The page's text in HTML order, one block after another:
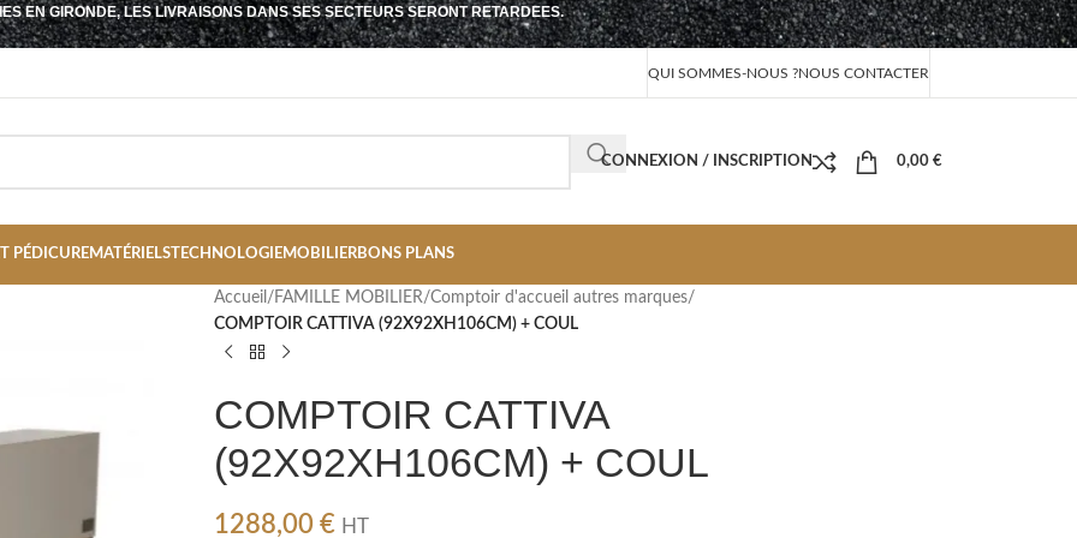
EN GIRONDE, LES LIVRAISONS DANS SES SECTEURS SERONT RETARDEES.
QUI SOMMES-NOUS ?NOUS CONTACTER
CONNEXION / INSCRIPTION 0,00 €
PÉDICUREMATÉRIELSTECHNOLOGIEMOBILIERBONS PLANS
Accueil / FAMILLE MOBILIER/Comptoir d'accueil autres marques/
COMPTOIR CATTIVA (92X92XH106CM) + COUL
COMPTOIR CATTIVA
(92X92XH106CM) + COUL
1288,00 € HT